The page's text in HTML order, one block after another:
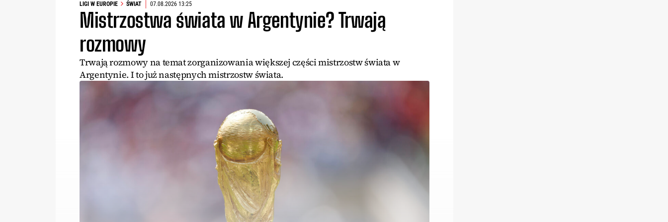
LIGI W EUROPIE ŚWIAT 07.08.2026 13:25
Mistrzostwa świata w Argentynie? Trwają
rozmowy
Trwają rozmowy na temat zorganizowania większej części mistrzostw świata w
Argentynie. I to już następnych mistrzostw świata.